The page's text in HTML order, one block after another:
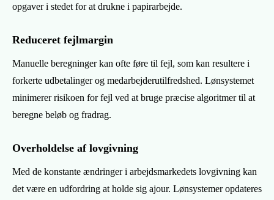
opgaver i stedet for at drukne i papirarbejde.
Reduceret fejlmargin
Manuelle beregninger kan ofte føre til fejl, som kan resultere i
forkerte udbetalinger og medarbejderutilfredshed. Lønsystemet
minimerer risikoen for fejl ved at bruge præcise algoritmer til at
beregne beløb og fradrag.
Overholdelse af lovgivning
Med de konstante ændringer i arbejdsmarkedets lovgivning kan
det være en udfordring at holde sig ajour. Lønsystemer opdateres